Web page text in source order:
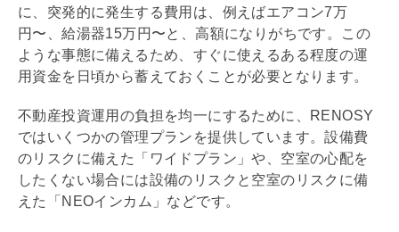
に、突発的に発生する費用は、例えばエアコン7万
円〜、給湯器15万円〜と、高額になりがちです。この
ような事態に備えるため、すぐに使えるある程度の運
用資金を日頃から蓄えておくことが必要となります。
不動産投資運用の負担を均一にするために、RENOSY
ではいくつかの管理プランを提供しています。設備費
のリスクに備えた「ワイドプラン」や、空室の心配を
したくない場合には設備のリスクと空室のリスクに備
えた「NEOインカム」などです。